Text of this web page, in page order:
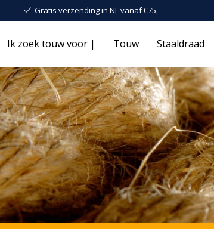
Gratis verzending in NL vanaf €75,-
Ik zoek touw voor | Touw Staaldraad